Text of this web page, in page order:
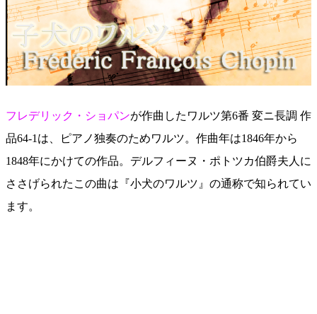
フレデリック・ショパンが作曲したワルツ第6番 変ニ長調 作
品64-1は、ピアノ独奏のためワルツ。作曲年は1846年から
1848年にかけての作品。デルフィーヌ・ポトツカ伯爵夫人に
ささげられたこの曲は『小犬のワルツ』の通称で知られてい
ます。